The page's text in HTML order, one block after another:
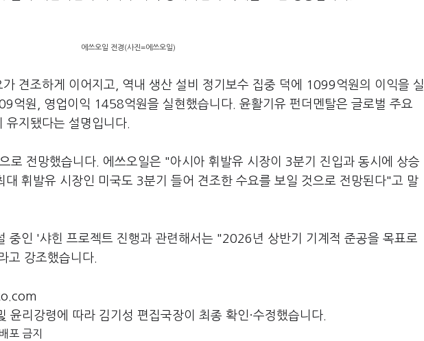
에쓰오일 전경(사진=에쓰오일)
견조하게 이어지고, 역내 생산 설비 정기보수 집중 덕에 1099억원의 이익을 실
억원, 영업이익 1458억원을 실현했습니다. 윤활기유 펀더멘탈은 글로벌 주요
지됐다는 설명입니다.
로 전망했습니다. 에쓰오일은 "아시아 휘발유 시장이 3분기 진입과 동시에 상승
휘발유 시장인 미국도 3분기 들어 견조한 수요를 보일 것으로 전망된다"고 말
중인 '샤힌 프로젝트 진행과 관련해서는 "2026년 상반기 기계적 준공을 목표로
고 강조했습니다.
윤리강령에 따라 김기성 편집국장이 최종 확인·수정했습니다.
포 금지